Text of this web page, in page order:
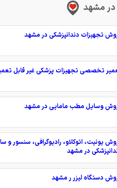
در مشهد
تجهیزات دندانپزشکی در مشهد
تخصصی تجهیزات پزشکی غیر قابل
وسایل مطب مامایی در مشهد
یونیت، اتوکلاو، رادیوگرافی، سنسور و
در مشهد
دستگاه لیزر ر مشهد